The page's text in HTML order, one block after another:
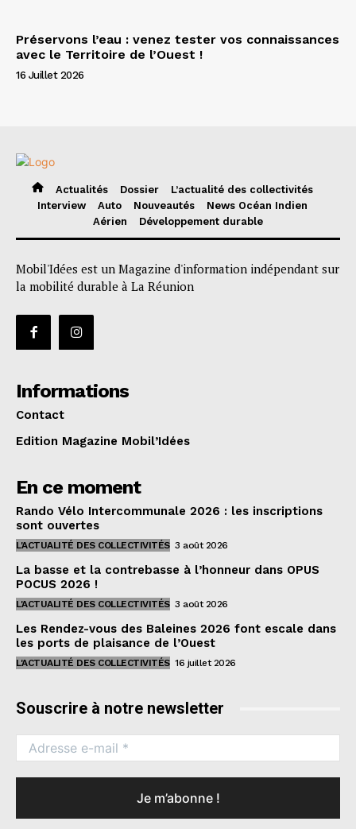
Préservons l’eau : venez tester vos connaissances
avec le Territoire de l’Ouest !
16 Juillet 2026
Actualités Dossier
L’actualité des collectivités
Interview
Auto Nouveautés
News Océan Indien
Aérien
Développement durable
Mobil'Idées est un Magazine d'information indépendant sur
la mobilité durable à La Réunion
Informations
Contact
Edition Magazine Mobil’Idées
En ce moment
Rando Vélo Intercommunale 2026 : les inscriptions
sont ouvertes
L'ACTUALITÉ DES COLLECTIVITÉS 3 août 2026
La basse et la contrebasse à l’honneur dans OPUS
POCUS 2026 !
L'ACTUALITÉ DES COLLECTIVITÉS 3 août 2026
Les Rendez-vous des Baleines 2026 font escale dans
les ports de plaisance de l’Ouest
L'ACTUALITÉ DES COLLECTIVITÉS 16 juillet 2026
Souscrire à notre newsletter